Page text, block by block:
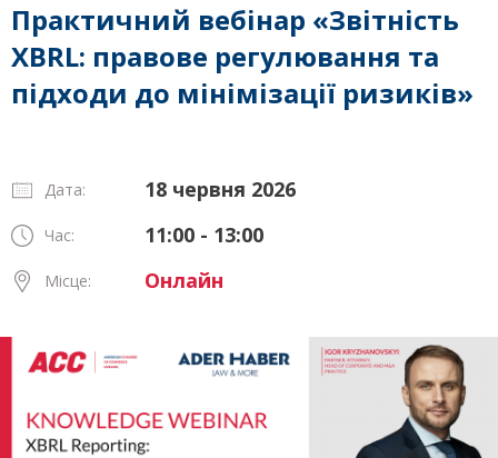
Практичний вебінар «Звітність
XBRL: правове регулювання та
підходи до мінімізації ризиків»
Дата: 18 червня 2026
Час: 11:00 - 13:00
Місце: Онлайн